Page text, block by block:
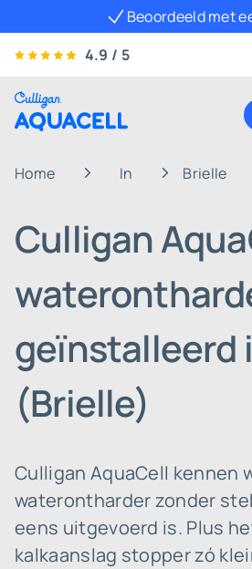
Beoordeeld met
4.9 / 5
Home In Brielle
Culligan
geïnstalleerd
(Brielle)
Culligan AquaCell kennen
waterontharder zonder
eens uitgevoerd is. Plus
kalkaanslag stopper zó